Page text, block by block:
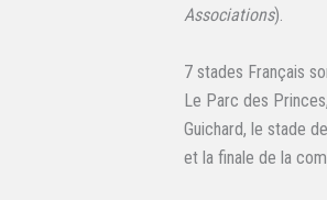
Associations).
7 stades Français
Le Parc des
Guichard, le stade
et la finale de la